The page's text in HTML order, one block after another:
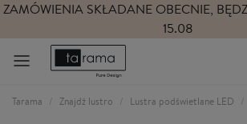
ZAMÓWIENIA SKŁADANE OBECNIE,
15.08
Tarama Znajdź lustro Lustra podświetlane LED